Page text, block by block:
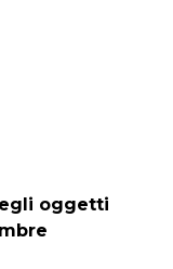
oggetti